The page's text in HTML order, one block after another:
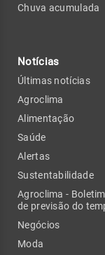
Chuva acumulada
Notícias
Últimas notícias
Agroclima
Alimentação
Saúde
Alertas
Sustentabilidade
Agroclima -
de previsão do
Negócios
Moda